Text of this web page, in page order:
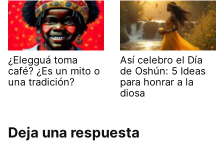
¿Elegguá toma
café? ¿Es un mito o
una tradición?
Así celebro el Día
de Oshún: 5 Ideas
para honrar a la
diosa
Deja una respuesta